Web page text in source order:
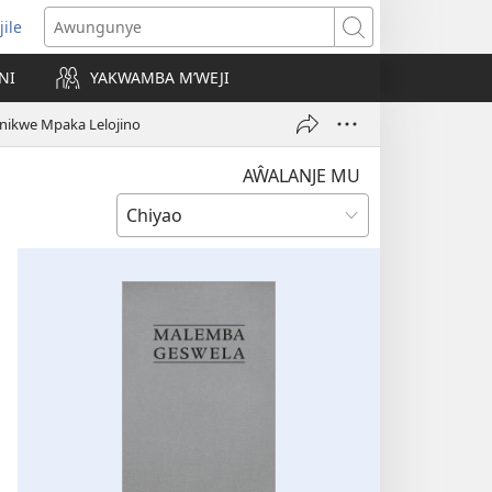
Awungunye
YAKWAMBA M’WEJI
Mpaka Lelojino
AŴALANJE MU